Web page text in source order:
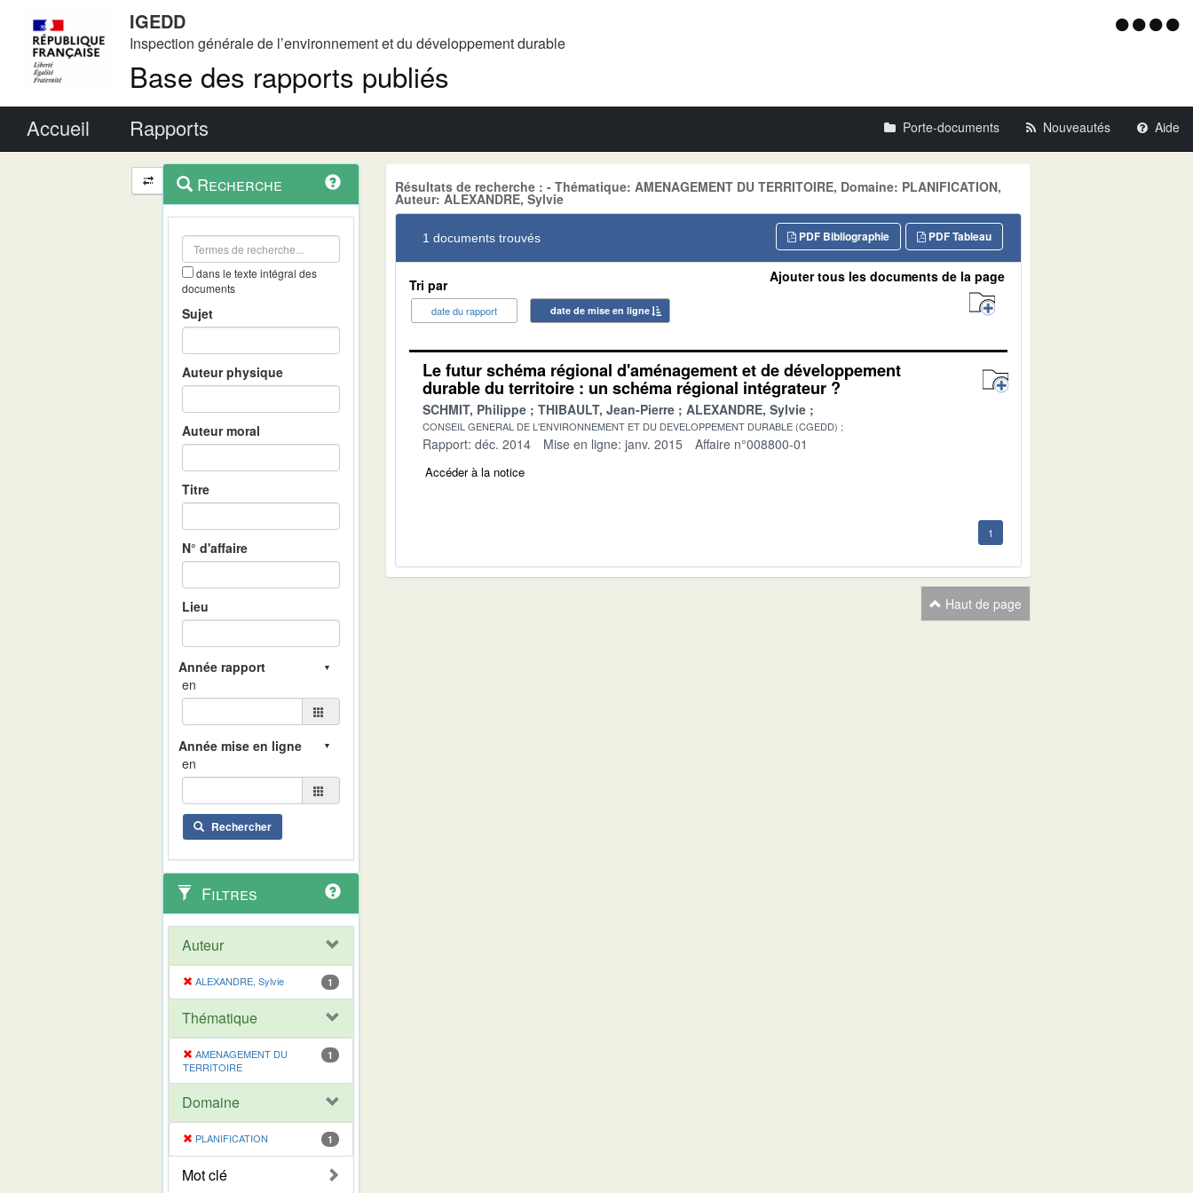
IGEDD
Inspection générale de l’environnement et du développement durable
Base des rapports publiés
Menu
Accueil Rapports Porte-documents Nouveautés Aide
Navigation
et
outils
contextuel
Recherche
dans le texte intégral des
documents
Sujet
Auteur physique
Auteur moral
Titre
N° d'affaire
Lieu
en
en
Rechercher
Filtres
Auteur
ALEXANDRE, Sylvie 1
Thématique
AMENAGEMENT DU
TERRITOIRE
1
Domaine
PLANIFICATION 1
Mot clé
Résultats de recherche : - Thématique: AMENAGEMENT DU TERRITOIRE, Domaine: PLANIFICATION,
Auteur: ALEXANDRE, Sylvie
1 documents trouvés PDF Tableau
PDF Bibliographie
Tri par
date du rapport date de mise en ligne
Ajouter tous les documents de la page
Le futur schéma régional d'aménagement et de développement
durable du territoire : un schéma régional intégrateur ?
SCHMIT, Philippe THIBAULT, Jean-Pierre ALEXANDRE, Sylvie
CONSEIL GENERAL DE L'ENVIRONNEMENT ET DU DEVELOPPEMENT DURABLE (CGEDD)
Rapport: déc. 2014 Mise en ligne: janv. 2015 Affaire n°008800-01
Accéder à la notice
1
Haut de page